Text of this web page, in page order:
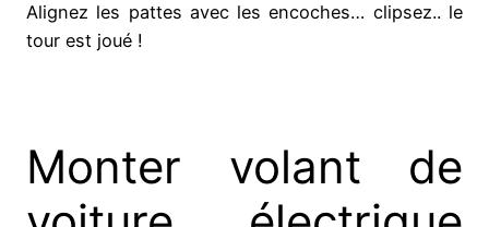
Alignez les pattes avec les encoches… clipsez.. le
tour est joué !
Monter volant de